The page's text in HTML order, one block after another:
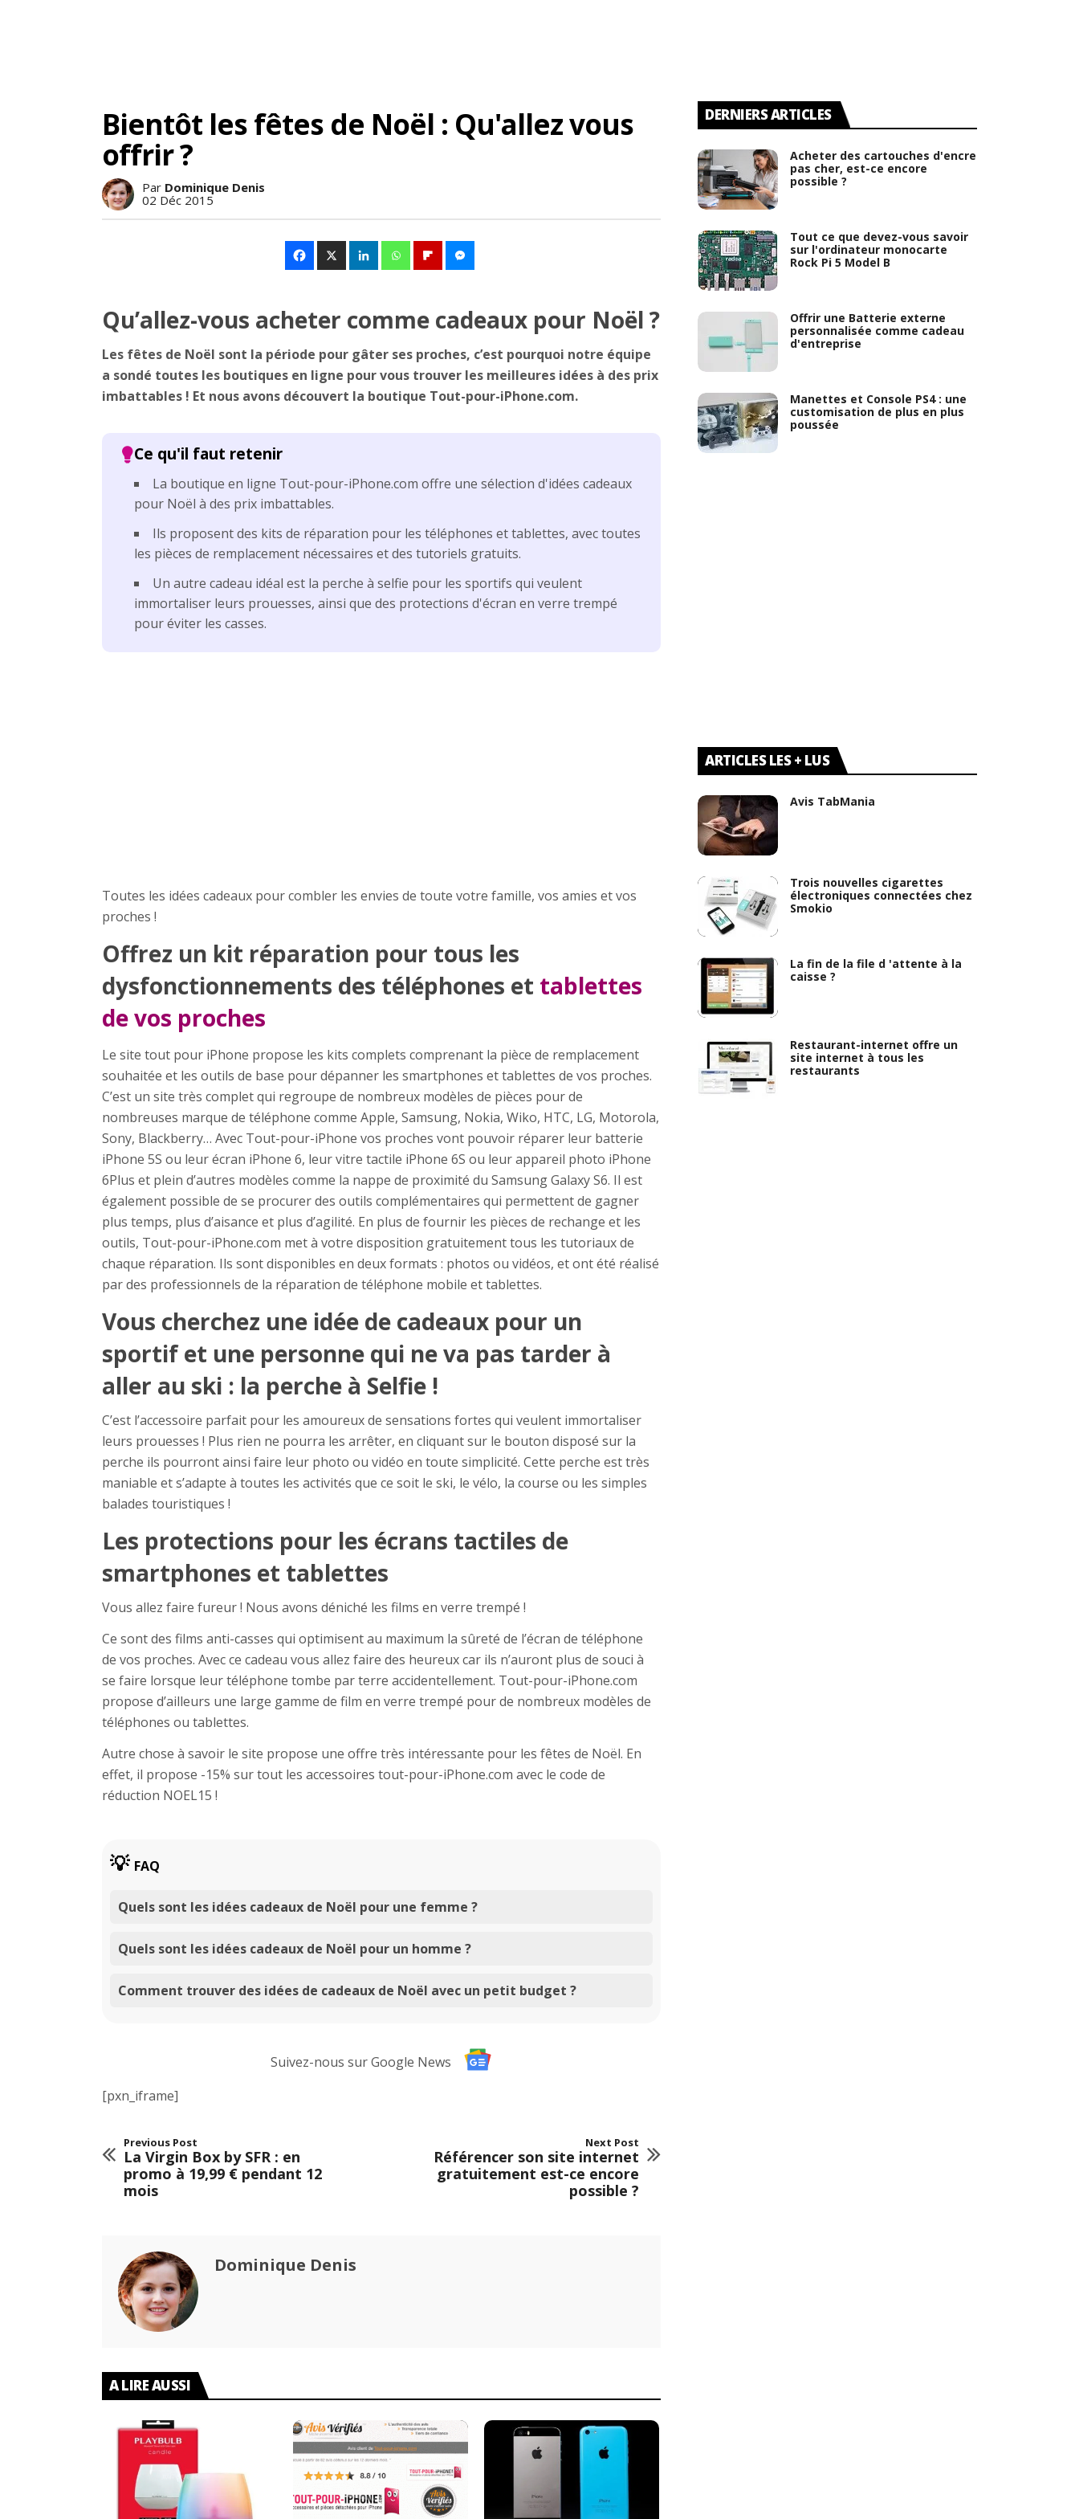
Bientôt les fêtes de Noël : Qu'allez vous
offrir ?
Par Dominique Denis
02 Déc 2015
Qu’allez-vous acheter comme cadeaux pour Noël ?
Les fêtes de Noël sont la période pour gâter ses proches, c’est pourquoi notre équipe
a sondé toutes les boutiques en ligne pour vous trouver les meilleures idées à des prix
imbattables ! Et nous avons découvert la boutique Tout-pour-iPhone.com.
La boutique en ligne Tout-pour-iPhone.com offre une sélection d'idées cadeaux
pour Noël à des prix imbattables.
Ils proposent des kits de réparation pour les téléphones et tablettes, avec toutes
les pièces de remplacement nécessaires et des tutoriels gratuits.
Un autre cadeau idéal est la perche à selfie pour les sportifs qui veulent
immortaliser leurs prouesses, ainsi que des protections d'écran en verre trempé
pour éviter les casses.
Toutes les idées cadeaux pour combler les envies de toute votre famille, vos amies et vos
proches !
Offrez un kit réparation pour tous les
dysfonctionnements des téléphones et tablettes
de vos proches
Le site tout pour iPhone propose les kits complets comprenant la pièce de remplacement
souhaitée et les outils de base pour dépanner les smartphones et tablettes de vos proches.
C’est un site très complet qui regroupe de nombreux modèles de pièces pour de
nombreuses marque de téléphone comme Apple, Samsung, Nokia, Wiko, HTC, LG, Motorola,
Sony, Blackberry… Avec Tout-pour-iPhone vos proches vont pouvoir réparer leur batterie
iPhone 5S ou leur écran iPhone 6, leur vitre tactile iPhone 6S ou leur appareil photo iPhone
6Plus et plein d’autres modèles comme la nappe de proximité du Samsung Galaxy S6. Il est
également possible de se procurer des outils complémentaires qui permettent de gagner
plus temps, plus d’aisance et plus d’agilité. En plus de fournir les pièces de rechange et les
outils, Tout-pour-iPhone.com met à votre disposition gratuitement tous les tutoriaux de
chaque réparation. Ils sont disponibles en deux formats : photos ou vidéos, et ont été réalisé
par des professionnels de la réparation de téléphone mobile et tablettes.
Vous cherchez une idée de cadeaux pour un
sportif et une personne qui ne va pas tarder à
aller au ski : la perche à Selfie !
C’est l’accessoire parfait pour les amoureux de sensations fortes qui veulent immortaliser
leurs prouesses ! Plus rien ne pourra les arrêter, en cliquant sur le bouton disposé sur la
perche ils pourront ainsi faire leur photo ou vidéo en toute simplicité. Cette perche est très
maniable et s’adapte à toutes les activités que ce soit le ski, le vélo, la course ou les simples
balades touristiques !
Les protections pour les écrans tactiles de
smartphones et tablettes
Vous allez faire fureur ! Nous avons déniché les films en verre trempé !
Ce sont des films anti-casses qui optimisent au maximum la sûreté de l’écran de téléphone
de vos proches. Avec ce cadeau vous allez faire des heureux car ils n’auront plus de souci à
se faire lorsque leur téléphone tombe par terre accidentellement. Tout-pour-iPhone.com
propose d’ailleurs une large gamme de film en verre trempé pour de nombreux modèles de
téléphones ou tablettes.
Autre chose à savoir le site propose une offre très intéressante pour les fêtes de Noël. En
effet, il propose -15% sur tout les accessoires tout-pour-iPhone.com avec le code de
réduction NOEL15 !
FAQ
Quels sont les idées cadeaux de Noël pour une femme ?
Quels sont les idées cadeaux de Noël pour un homme ?
Comment trouver des idées de cadeaux de Noël avec un petit budget ?
Suivez-nous sur Google News
[pxn_iframe]
Previous Post
La Virgin Box by SFR : en
promo à 19,99 € pendant 12
mois
Next Post
Référencer son site internet
gratuitement est-ce encore
possible ?
Dominique Denis
A LIRE AUSSI
DERNIERS ARTICLES
Acheter des cartouches d'encre
pas cher, est-ce encore
possible ?
Tout ce que devez-vous savoir
sur l'ordinateur monocarte
Rock Pi 5 Model B
Offrir une Batterie externe
personnalisée comme cadeau
d'entreprise
Manettes et Console PS4 : une
customisation de plus en plus
poussée
ARTICLES LES + LUS
Avis TabMania
Trois nouvelles cigarettes
électroniques connectées chez
Smokio
La fin de la file d 'attente à la
caisse ?
Restaurant-internet offre un
site internet à tous les
restaurants